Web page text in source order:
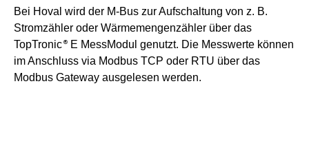
Bei Hoval wird der M-Bus zur Aufschaltung von z. B.
Stromzähler oder Wärmemengenzähler über das
TopTronic
E MessModul genutzt. Die Messwerte können
im Anschluss via Modbus TCP oder RTU über das
Modbus Gateway ausgelesen werden.